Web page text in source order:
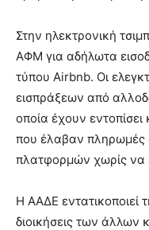
Στην ηλεκτρονική
AΦM για αδήλωτα
τύπου Airbnb. Οι
εισπράξεων από
οποία έχουν
που έλαβαν πληρωμές
πλατφορμών χωρίς να
Η ΑΑΔΕ εντατικοποιεί
διοικήσεις των άλλων